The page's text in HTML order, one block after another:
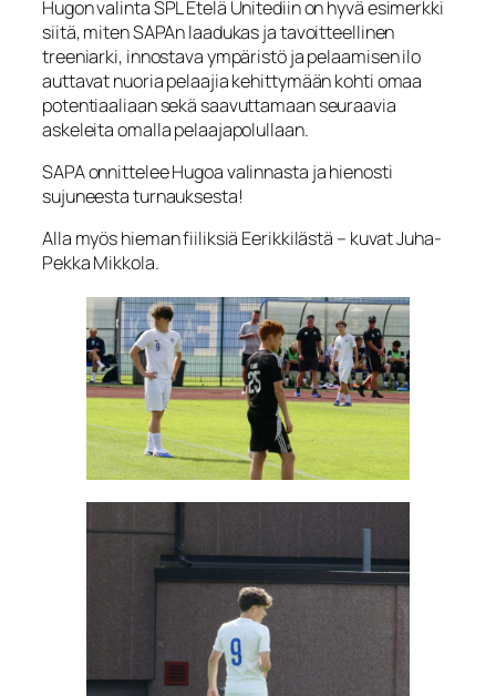
Hugon valinta SPL Etelä Unitediin on hyvä esimerkki
siitä, miten SAPAn laadukas ja tavoitteellinen
treeniarki, innostava ympäristö ja pelaamisen ilo
auttavat nuoria pelaajia kehittymään kohti omaa
potentiaaliaan sekä saavuttamaan seuraavia
askeleita omalla pelaajapolullaan.
SAPA onnittelee Hugoa valinnasta ja hienosti
sujuneesta turnauksesta!
Alla myös hieman fiiliksiä Eerikkilästä – kuvat Juha-
Pekka Mikkola.